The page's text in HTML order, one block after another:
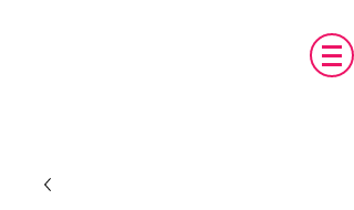
טכנו מ.א.ג
פיתוח והתאמת אביזרים לאנשים עם צרכים
מיוחדים